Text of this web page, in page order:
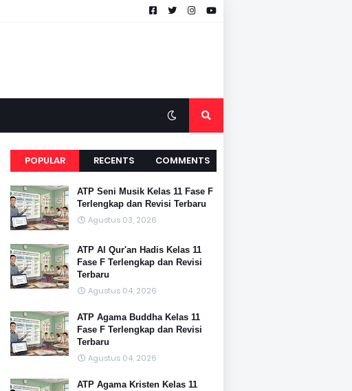
POPULAR RECENTS COMMENTS
ATP Seni Musik Kelas 11 Fase F
Terlengkap dan Revisi Terbaru
Agustus 03, 2026
ATP Al Qur'an Hadis Kelas 11
Fase F Terlengkap dan Revisi
Terbaru
Agustus 04, 2026
ATP Agama Buddha Kelas 11
Fase F Terlengkap dan Revisi
Terbaru
Agustus 04, 2026
ATP Agama Kristen Kelas 11